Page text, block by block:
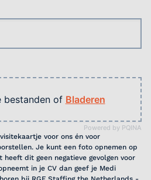
Powered by PQINA
bestanden of Bladeren
voor ons én voor
Je kunt een foto opnemen op
dit geen negatieve gevolgen voor
in je CV dan geef je Medi